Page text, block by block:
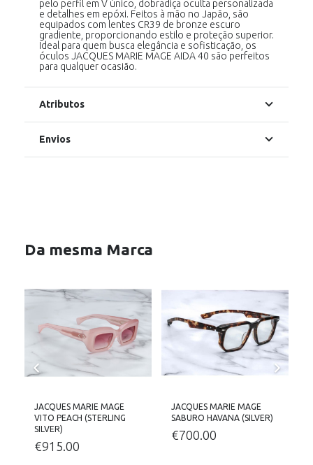
pelo perfil em V único, dobradiça oculta personalizada
e detalhes em epóxi. Feitos à mão no Japão, são
equipados com lentes CR39 de bronze escuro
gradiente, proporcionando estilo e proteção superior.
Ideal para quem busca elegância e sofisticação, os
óculos JACQUES MARIE MAGE AIDA 40 são perfeitos
para qualquer ocasião.
Atributos
Envios
Da mesma Marca
JACQUES MARIE MAGE
VITO PEACH (STERLING
SILVER)
€915.00
JACQUES MARIE MAGE
SABURO HAVANA (SILVER)
€700.00